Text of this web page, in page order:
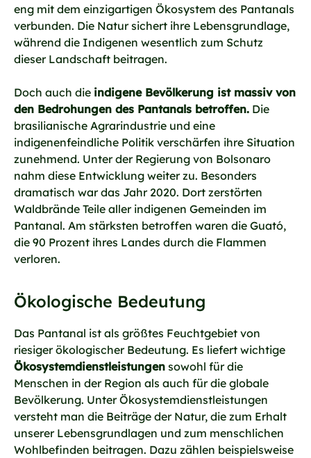
eng mit dem einzigartigen Ökosystem des Pantanals
verbunden. Die Natur sichert ihre Lebensgrundlage,
während die Indigenen wesentlich zum Schutz
dieser Landschaft beitragen.
Doch auch die indigene Bevölkerung ist massiv von
den Bedrohungen des Pantanals betroffen. Die
brasilianische Agrarindustrie und eine
indigenenfeindliche Politik verschärfen ihre Situation
zunehmend. Unter der Regierung von Bolsonaro
nahm diese Entwicklung weiter zu. Besonders
dramatisch war das Jahr 2020. Dort zerstörten
Waldbrände Teile aller indigenen Gemeinden im
Pantanal. Am stärksten betroffen waren die Guató,
die 90 Prozent ihres Landes durch die Flammen
verloren.
Ökologische Bedeutung
Das Pantanal ist als größtes Feuchtgebiet von
riesiger ökologischer Bedeutung. Es liefert wichtige
Ökosystemdienstleistungen sowohl für die
Menschen in der Region als auch für die globale
Bevölkerung. Unter Ökosystemdienstleistungen
versteht man die Beiträge der Natur, die zum Erhalt
unserer Lebensgrundlagen und zum menschlichen
Wohlbefinden beitragen. Dazu zählen beispielsweise